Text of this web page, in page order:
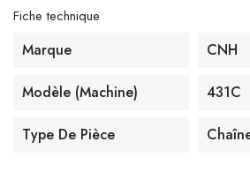
Fiche technique
Marque CNH
Modèle (machine) 431C
Type De Pièce